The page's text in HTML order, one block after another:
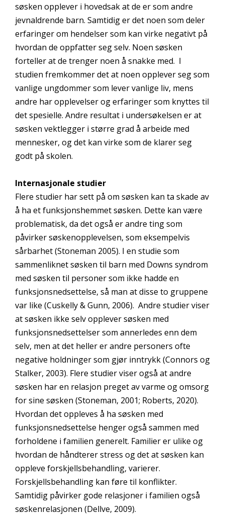
søsken opplever i hovedsak at de er som andre
jevnaldrende barn. Samtidig er det noen som deler
erfaringer om hendelser som kan virke negativt på
hvordan de oppfatter seg selv. Noen søsken
forteller at de trenger noen å snakke med. I
studien fremkommer det at noen opplever seg som
vanlige ungdommer som lever vanlige liv, mens
andre har opplevelser og erfaringer som knyttes til
det spesielle. Andre resultat i undersøkelsen er at
søsken vektlegger i større grad å arbeide med
mennesker, og det kan virke som de klarer seg
godt på skolen.
Internasjonale studier
Flere studier har sett på om søsken kan ta skade av
å ha et funksjonshemmet søsken. Dette kan være
problematisk, da det også er andre ting som
påvirker søskenopplevelsen, som eksempelvis
sårbarhet (Stoneman 2005). I en studie som
sammenliknet søsken til barn med Downs syndrom
med søsken til personer som ikke hadde en
funksjonsnedsettelse, så man at disse to gruppene
var like (Cuskelly & Gunn, 2006). Andre studier viser
at søsken ikke selv opplever søsken med
funksjonsnedsettelser som annerledes enn dem
selv, men at det heller er andre personers ofte
negative holdninger som gjør inntrykk (Connors og
Stalker, 2003). Flere studier viser også at andre
søsken har en relasjon preget av varme og omsorg
for sine søsken (Stoneman, 2001; Roberts, 2020).
Hvordan det oppleves å ha søsken med
funksjonsnedsettelse henger også sammen med
forholdene i familien generelt. Familier er ulike og
hvordan de håndterer stress og det at søsken kan
oppleve forskjellsbehandling, varierer.
Forskjellsbehandling kan føre til konflikter.
Samtidig påvirker gode relasjoner i familien også
søskenrelasjonen (Dellve, 2009).